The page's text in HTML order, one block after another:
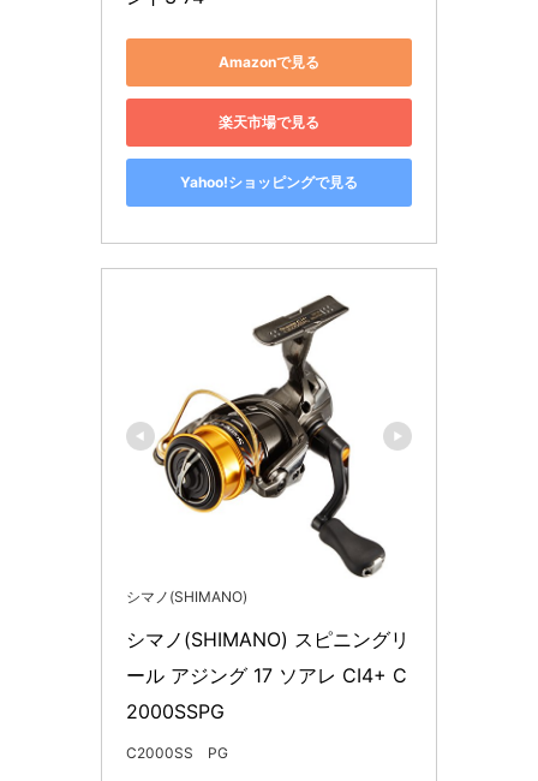
Amazonで見る
楽天市場で見る
Yahoo!ショッピングで見る
シマノ(SHIMANO)
シマノ(SHIMANO) スピニングリ
ール アジング 17 ソアレ CI4+ C
2000SSPG
C2000SS PG